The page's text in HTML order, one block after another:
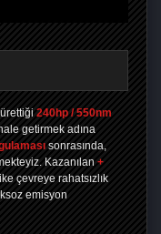
240hp / 550nm
getirmek adına
sonrasında,
Kazanılan +
çevreye rahatsızlık
emisyon